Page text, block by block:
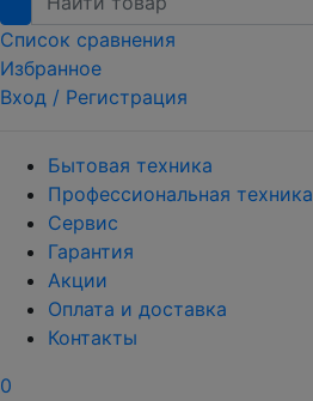
Список сравнения
Избранное
Вход / Регистрация
Бытовая техника
Профессиональная техника
Сервис
Гарантия
Акции
Оплата и доставка
Контакты
0